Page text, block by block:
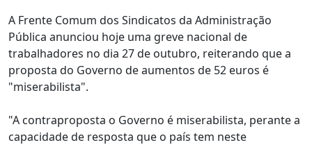
A Frente Comum dos Sindicatos da Administração
Pública anunciou hoje uma greve nacional de
trabalhadores no dia 27 de outubro, reiterando que a
proposta do Governo de aumentos de 52 euros é
"miserabilista".
"A contraproposta o Governo é miserabilista, perante a
capacidade de resposta que o país tem neste